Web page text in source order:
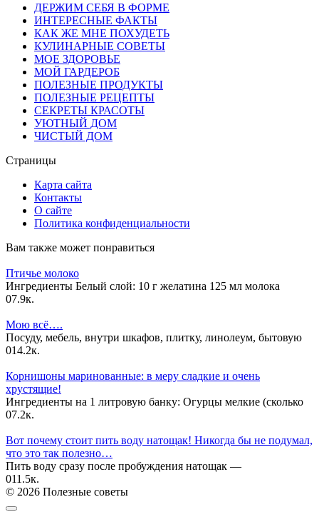
ДЕРЖИМ СЕБЯ В ФОРМЕ
ИНТЕРЕСНЫЕ ФАКТЫ
КАК ЖЕ МНЕ ПОХУДЕТЬ
КУЛИНАРНЫЕ СОВЕТЫ
МОЕ ЗДОРОВЬЕ
МОЙ ГАРДЕРОБ
ПОЛЕЗНЫЕ ПРОДУКТЫ
ПОЛЕЗНЫЕ РЕЦЕПТЫ
СЕКРЕТЫ КРАСОТЫ
УЮТНЫЙ ДОМ
ЧИСТЫЙ ДОМ
Страницы
Карта сайта
Контакты
О сайте
Политика конфиденциальности
Вам также может понравиться
Птичье молоко
Ингредиенты Белый слой: 10 г желатина 125 мл молока
07.9к.
Мою всё….
Посуду, мебель, внутри шкафов, плитку, линолеум, бытовую
014.2к.
Корнишоны маринованные: в меру сладкие и очень
хрустящие!
Ингредиенты на 1 литровую банку: Огурцы мелкие (сколько
07.2к.
Вот почему стоит пить воду натощак! Никогда бы не подумал,
что это так полезно…
Пить воду сразу после пробуждения натощак —
011.5к.
© 2026 Полезные советы